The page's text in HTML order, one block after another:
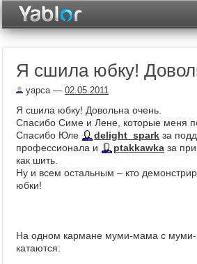
Неделя
Рейтинги
Архив
Фототоп
Я сшила юбку!
yapca— 02.05.2011
Я сшила юбку! Довольна очень.
Спасибо Симе и Лене, которые меня
Спасибо Юле
delight_spark за
профессионала и
ptakkawka за
как шить.
Ну и всем остальным – кто
юбки!
На одном кармане муми-мама с муми-
катаются: